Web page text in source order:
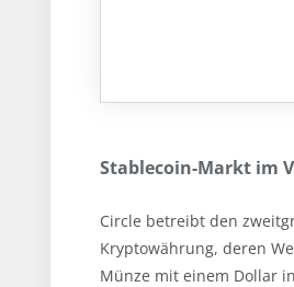
Stablecoin-Markt im
Circle betreibt den
Kryptowährung, deren
Münze mit einem Dollar